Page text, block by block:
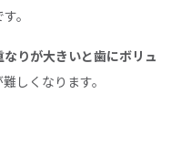
。
りが大きいと歯にボリュ
しくなります。